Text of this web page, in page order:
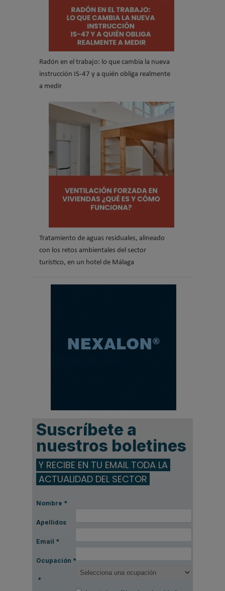
Radón en el trabajo: lo que cambia la nueva
instrucción IS-47 y a quién obliga realmente
a medir
Tratamiento de aguas residuales, alineado
con los retos ambientales del sector
turístico, en un hotel de Málaga
Suscríbete a
nuestros boletines
Y RECIBE EN TU EMAIL TODA LA
ACTUALIDAD DEL SECTOR
Nombre *
Apellidos
Email *
Ocupación *
*